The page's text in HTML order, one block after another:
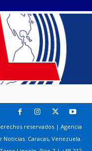
reservados | Agencia
Caracas, Venezuela.